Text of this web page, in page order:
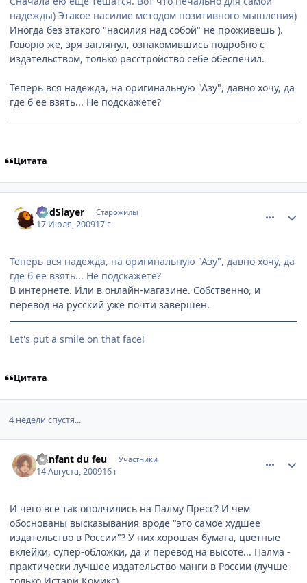
надежды) Этакое насилие методом позитивного мышления)
Иногда без этакого "насилия над собой" не проживешь ).
Говорю же, зря заглянул, ознакомившись подробно с
издательством, только расстройство себе обеспечил.
Теперь вся надежда, на оригинальную "Азу", давно хочу, да
где б ее взять... Не подскажете?
Цитата
GodSlayer Старожилы
17 Июля, 200917 г
Теперь вся надежда, на оригинальную "Азу", давно хочу, да
где б ее взять... Не подскажете?
В интернете. Или в онлайн-магазине. Собственно, и
перевод на русский уже почти завершён.
Let's put a smile on that face!
Цитата
4 недели спустя...
L'enfant du feu Участники
14 Августа, 200916 г
И чего все так ополчились на Палму Пресс? И чем
обоснованы высказывания вроде "это самое худшее
издательство в России"? У них хорошая бумага, цветные
вклейки, супер-обложки, да и перевод на высоте... Палма -
практически лучшее издательство манги в России (лучше